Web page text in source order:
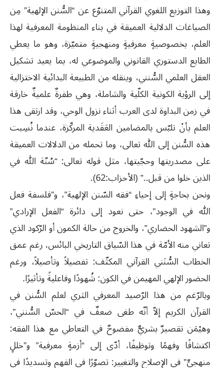
وهذا التوزيع اللغوي القرآني المتنوّع عن “السُّنن الإلهية” مِن
الصياغات الدلالية العميقة في بناء المنظومة المعرفية لهذا
العلم، بخصوصيةٍ معرفيةٍ ومنهجيةٍ متميّزة، وهو ما يعطي
الطابع الدستوري القانوني والموضوعي له، بما يعيد تشكيل
العقل العلمي السُّنني، وينقله من الطبيعة البدائية الاختزالية
إلى الرؤية الكونية الكلّية والشاملة، وهي طفرةٌ علميةٌ خارقة
في زمن البداوة لدى العرب أثناء نزول الوحي، وقد ارتقى هذا
العلم بأنْ تلبّس بالمضامين العَقَدية المركّزة، عندما نُسِبت
هذه السُّنن إلى الله تعالى، وما تحمله من الدلالات العميقة
على مصدريتها وحجّيتها، مثل قوله تعالى: “سُنّة الله في
الذين خلوا من قبل..” (الأحزاب:62).
ونحن بحاجةٍ إلى إحياءِ “فقه السّنن الإلهية”، و”فلسفة فعل
الله في الوجود”، حتى نعود إلى دائرة “الفعل الإرادي”
و”الشهود الحضاري”، والخروج من حالة الكمون أو الرّكود الذي
تعاني منه الأمّة في هذا السّياق التاريخي البائس، رغم عمق
الخطاب السُّنَني القرآني المكثّف: تفصيلاً وتأصيلاً، ورغم
الحضور الإلهي المهيمن في الكون: شُهودًا وفاعليةً وتأثيرًا.
وبالرّغم من هذا الرّصيد المعرفي الثري لعلم السُّنن في
القرآن الكريم إلاّ أنّه طغى ضعفٌ في “الحسّ السُّنني”،
وهيْمَن تقصيرٌ بشريٌّ مفضوحٌ في التعاطي مع هذا الفقه:
اكتشافًا وفهمًا وتوظيفًا، أدّى إلى “أزمةٍ معرفية” و”خللٍ
منهجيٍّ” في الإصلاح والتغيير: تصوّرًا في الفهم وتسديدًا في